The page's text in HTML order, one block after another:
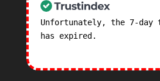
Unfortunately, the 7-
has expired.